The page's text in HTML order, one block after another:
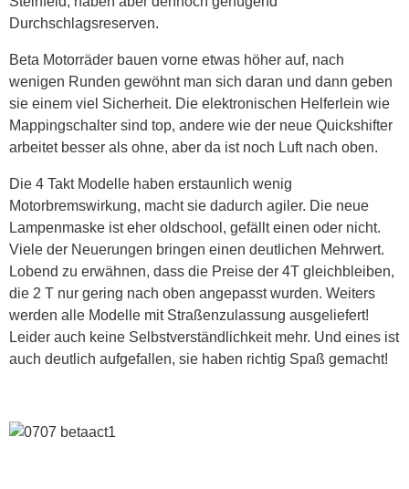
Durchschlagsreserven.
Beta Motorräder bauen vorne etwas höher auf, nach
wenigen Runden gewöhnt man sich daran und dann geben
sie einem viel Sicherheit. Die elektronischen Helferlein wie
Mappingschalter sind top, andere wie der neue Quickshifter
arbeitet besser als ohne, aber da ist noch Luft nach oben.
Die 4 Takt Modelle haben erstaunlich wenig
Motorbremswirkung, macht sie dadurch agiler. Die neue
Lampenmaske ist eher oldschool, gefällt einen oder nicht.
Viele der Neuerungen bringen einen deutlichen Mehrwert.
Lobend zu erwähnen, dass die Preise der 4T gleichbleiben,
die 2 T nur gering nach oben angepasst wurden. Weiters
werden alle Modelle mit Straßenzulassung ausgeliefert!
Leider auch keine Selbstverständlichkeit mehr. Und eines ist
auch deutlich aufgefallen, sie haben richtig Spaß gemacht!